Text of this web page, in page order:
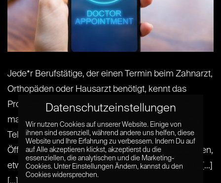
Jede*r Berufstätige, der einen Termin beim Zahnarzt,
Orthopäden oder Hausarzt benötigt, kennt das
Problem: Um einen Termin zu vereinbaren, muss
man sich während der eigenen Arbeitszeit hinters
Telefon klemmen, um die Praxis während der
Öffnungszeiten zu erreichen. Das kann in Stoßzeiten,
etwa wenn das Telefon ständig besetzt ist oder die[...]
[...]
Datenschutzeinstellungen
Wir nutzen Cookies auf unserer Website. Einige von
ihnen sind essenziell, während andere uns helfen, diese
Website und Ihre Erfahrung zu verbessern. Indem Du auf
auf Alle akzeptieren klickst, akzeptierst du die
essenziellen, die analytischen und die Marketing-
Cookies. Unter Einstellungen Ändern, kannst du den
Cookies widersprechen.